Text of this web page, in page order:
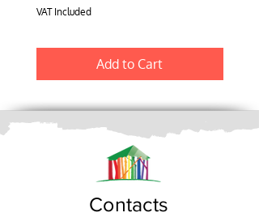
VAT Included
Add to Cart
Contacts